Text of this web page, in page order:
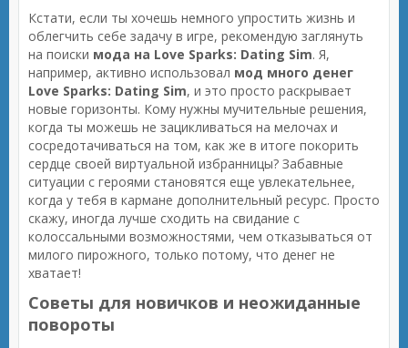
Кстати, если ты хочешь немного упростить жизнь и
облегчить себе задачу в игре, рекомендую заглянуть
на поиски мода на Love Sparks: Dating Sim. Я,
например, активно использовал мод много денег
Love Sparks: Dating Sim, и это просто раскрывает
новые горизонты. Кому нужны мучительные решения,
когда ты можешь не зацикливаться на мелочах и
сосредотачиваться на том, как же в итоге покорить
сердце своей виртуальной избранницы? Забавные
ситуации с героями становятся еще увлекательнее,
когда у тебя в кармане дополнительный ресурс. Просто
скажу, иногда лучше сходить на свидание с
колоссальными возможностями, чем отказываться от
милого пирожного, только потому, что денег не
хватает!
Советы для новичков и неожиданные
повороты